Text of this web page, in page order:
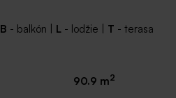
B - balkón | L - lodžie | T - terasa
90.9 m2